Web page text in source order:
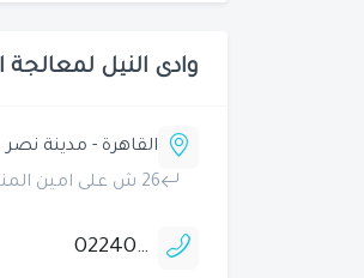
وادى النيل لمعالجة
القاهرة - مدينة نصر
26 ش على امين المنطقة الاولى
0224049122